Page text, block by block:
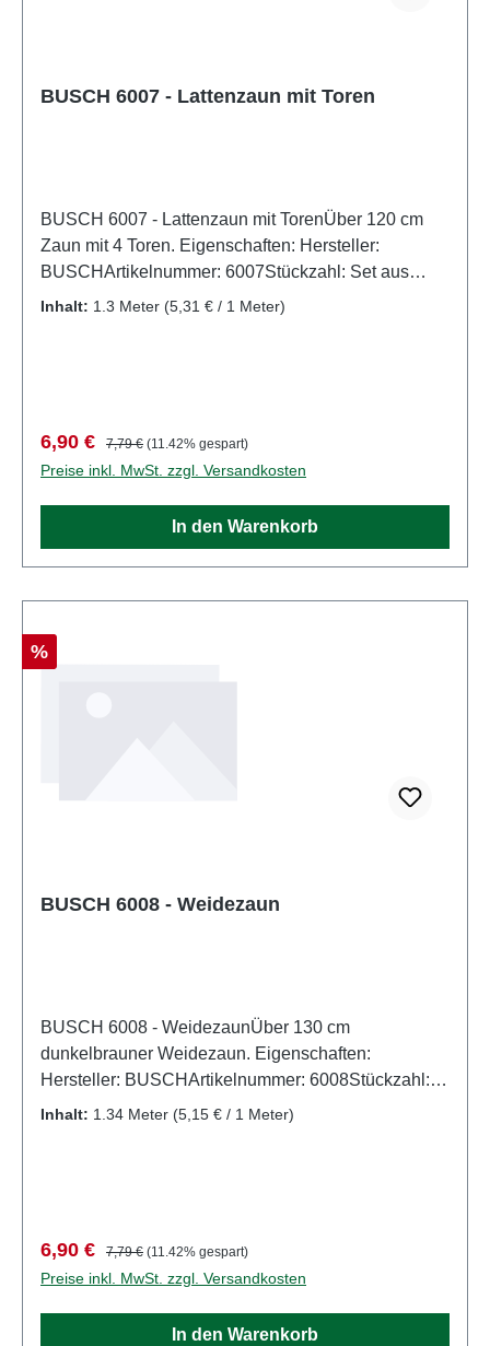
BUSCH 6007 - Lattenzaun mit Toren
BUSCH 6007 - Lattenzaun mit TorenÜber 120 cm
Zaun mit 4 Toren. Eigenschaften: Hersteller:
BUSCHArtikelnummer: 6007Stückzahl: Set aus
mehreren TeilenEAN: 4001738060072Produktart:
Inhalt: 1.3 Meter (5,31 € / 1 Meter)
Verkaufspreis:
6,90 € Regulärer Preis:
7,79 € (11.42% gespart)
Preise inkl. MwSt. zzgl. Versandkosten
In den Warenkorb
Rabatt
%
BUSCH 6008 - Weidezaun
BUSCH 6008 - WeidezaunÜber 130 cm
dunkelbrauner Weidezaun. Eigenschaften:
Hersteller: BUSCHArtikelnummer: 6008Stückzahl:
Set aus mehreren TeilenEAN:
Inhalt: 1.34 Meter (5,15 € / 1 Meter)
Verkaufspreis:
6,90 € Regulärer Preis:
7,79 € (11.42% gespart)
Preise inkl. MwSt. zzgl. Versandkosten
In den Warenkorb